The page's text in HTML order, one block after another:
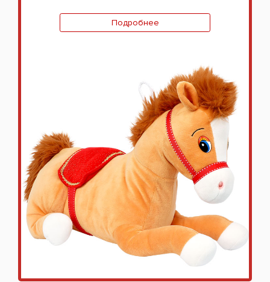
Подробнее